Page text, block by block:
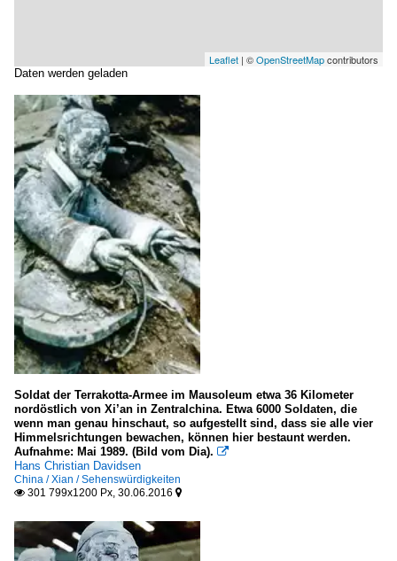
Leaflet | ©OpenStreetMapcontributors
Daten werden geladen
Soldat der Terrakotta-Armee im Mausoleum etwa 36 Kilometer
nordöstlich von Xi’an in Zentralchina. Etwa 6000 Soldaten, die
wenn man genau hinschaut, so aufgestellt sind, dass sie alle vier
Himmelsrichtungen bewachen, können hier bestaunt werden.
Aufnahme: Mai 1989. (Bild vom Dia). 
Hans Christian Davidsen
China / Xian / Sehenswürdigkeiten
 301 799x1200 Px, 30.06.2016 